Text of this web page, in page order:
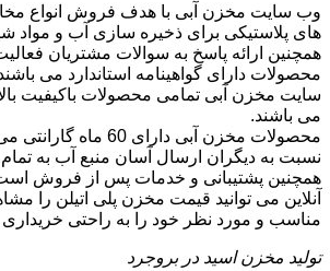
وب سایت مخزن آبی با هدف فروش انواع مخازن
های پلاستیکی برای ذخیره سازی آب و مواد
همچنین ارائه پاسخ به سوالات مشتریان
محصولات دارای گواهینامه استاندارد می
سایت مخزن آبی تمامی محصولات باکیفیت
می باشند.
محصولات مخزن آبی دارای
نسبت به دیگران ارسال آسان منبع آب به
همچنین پشتیبانی و خدمات پس از فروش
آنلاین می توانید قیمت مخزن پلی اتیلن را
مناسب و مورد نظر خود را به راحتی خریداری
تولید مخزن اسید در بروجرد